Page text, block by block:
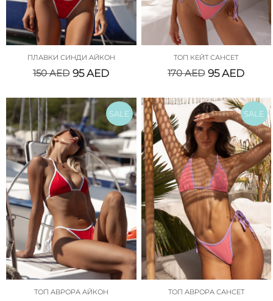
ПЛАВКИ СИНДИ АЙКОН
150AED 95AED
ТОП КЕЙТ САНСЕТ
170AED 95AED
SALE
ТОП АВРОРА АЙКОН
SALE
ТОП АВРОРА САНСЕТ